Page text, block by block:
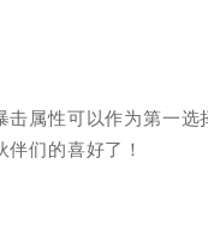
属性可以作为第一选
们的喜好了！